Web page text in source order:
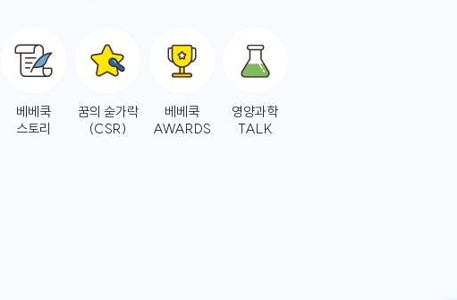
베베쿡
스토리
꿈의 숟가락
(CSR)
베베쿡
AWARDS
영양과학
TALK